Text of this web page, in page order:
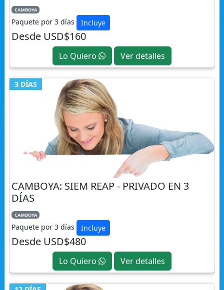
CAMBOYA
Paquete por 3 días Incluye
Desde USD$160
Lo Quiero Ver detalles
3 DÍAS
CAMBOYA: SIEM REAP - PRIVADO EN 3
DÍAS
CAMBOYA
Paquete por 3 días Incluye
Desde USD$480
Lo Quiero Ver detalles